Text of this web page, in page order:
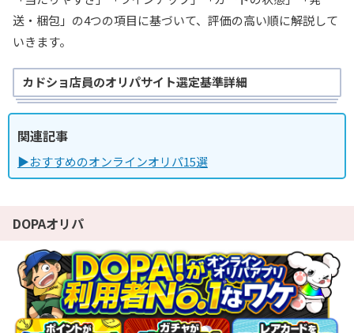
送・梱包」の4つの項目に基づいて、評価の高い順に解説して
いきます。
カドショ店員のオリパサイト選定基準詳細
関連記事
▶おすすめのオンラインオリパ15選
DOPAオリパ